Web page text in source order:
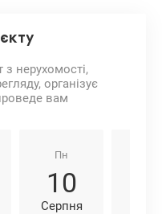
з нерухомості,
організує
вам
Пн
10
Серпня